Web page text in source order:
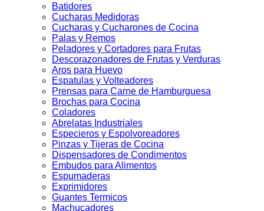
Batidores
Cucharas Medidoras
Cucharas y Cucharones de Cocina
Palas y Remos
Peladores y Cortadores para Frutas
Descorazonadores de Frutas y Verduras
Aros para Huevo
Espatulas y Volteadores
Prensas para Carne de Hamburguesa
Brochas para Cocina
Coladores
Abrelatas Industriales
Especieros y Espolvoreadores
Pinzas y Tijeras de Cocina
Dispensadores de Condimentos
Embudos para Alimentos
Espumaderas
Exprimidores
Guantes Termicos
Machucadores